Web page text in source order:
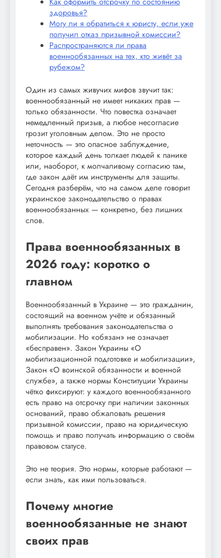
здоровья?
Могу ли я обратиться к юристу, если уже
получил отказ призывной комиссии?
Распространяются ли права
военнообязанных на тех, кто живёт за
рубежом?
Один из самых живучих мифов звучит так:
военнообязанный не имеет никаких прав —
только обязанности. Что повестка означает
немедленный призыв, а любое несогласие
грозит уголовным делом. Это не просто
неточность — это опасное заблуждение,
которое каждый день толкает людей к панике
или, наоборот, к молчаливому согласию там,
где закон даёт им инструменты для защиты.
Сегодня разберём, что на самом деле говорит
украинское законодательство о правах
военнообязанных — конкретно, без лишних
слов.
Права военнообязанных в
2026 году: коротко о
главном
Военнообязанный в Украине — это гражданин,
состоящий на военном учёте и обязанный
выполнять требования законодательства о
мобилизации. Но «обязан» не означает
«бесправен». Закон Украины «О
мобилизационной подготовке и мобилизации»,
Закон «О воинской обязанности и военной
службе», а также нормы Конституции Украины
чётко фиксируют: у каждого военнообязанного
есть право на отсрочку при наличии законных
оснований, право обжаловать решения
призывной комиссии, право на юридическую
помощь и право получать информацию о своём
правовом статусе.
Это не теория. Это нормы, которые работают —
если знать, как ими пользоваться.
Почему многие
военнообязанные не знают
своих прав